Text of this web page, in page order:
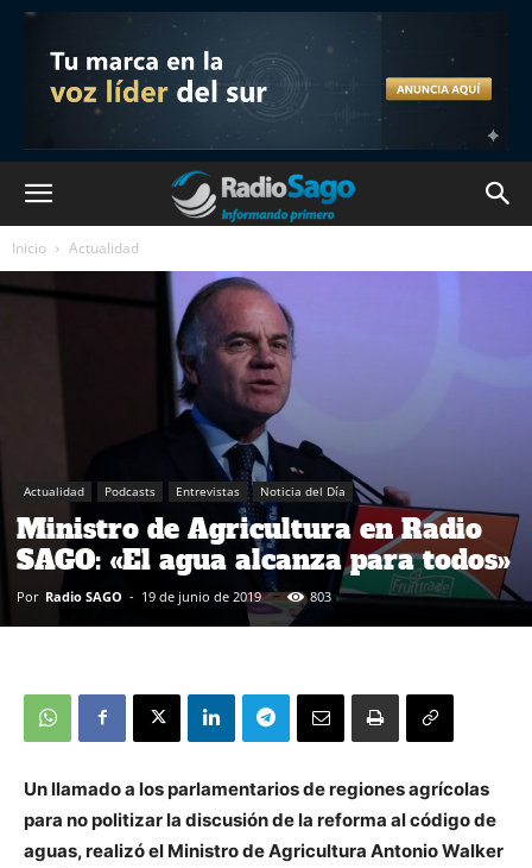
Inicio Actualidad
Actualidad Podcasts Entrevistas Noticia del Día
Ministro de Agricultura en Radio
SAGO: «El agua alcanza para todos»
Por Radio SAGO - 19 de junio de 2019 803
Un llamado a los parlamentarios de regiones agrícolas
para no politizar la discusión de la reforma al código de
aguas, realizó el Ministro de Agricultura Antonio Walker